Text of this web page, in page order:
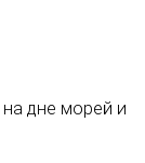
на дне морей и